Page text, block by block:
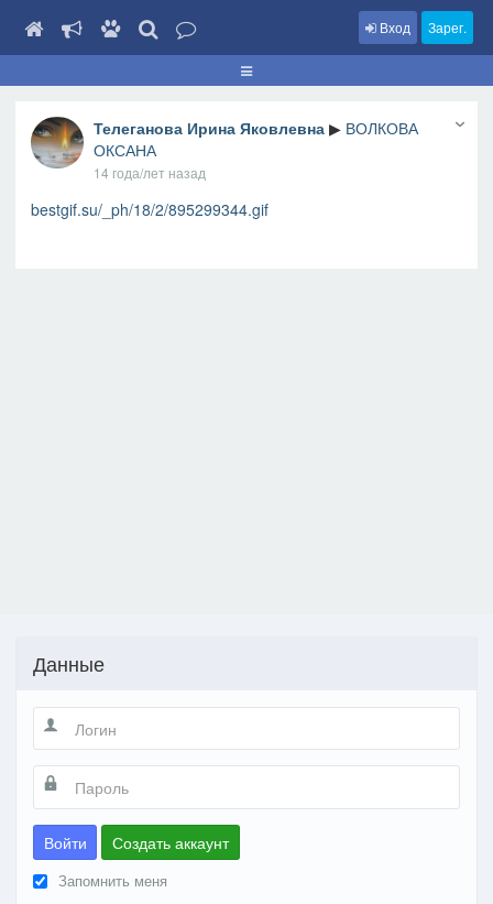
Вход Зарег.
Телеганова Ирина Яковлевна ▶ ВОЛКОВА
ОКСАНА
14 года/лет назад
bestgif.su/_ph/18/2/895299344.gif
Данные
Войти Создать аккаунт
Запомнить меня